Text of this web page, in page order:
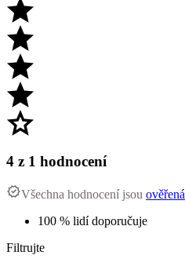
4 z 1 hodnocení
Všechna hodnocení jsou ověřená
100 % lidí doporučuje
Filtrujte